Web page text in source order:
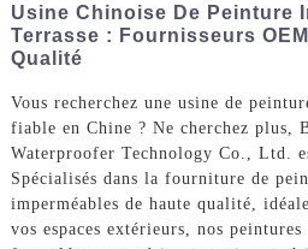
Usine Chinoise De Peinture
Terrasse : Fournisseurs
Qualité
Vous recherchez une usine de
fiable en Chine ? Ne cherchez plus,
Waterproofer Technology Co., Ltd.
Spécialisés dans la fourniture de
imperméables de haute qualité,
vos espaces extérieurs, nos peintures